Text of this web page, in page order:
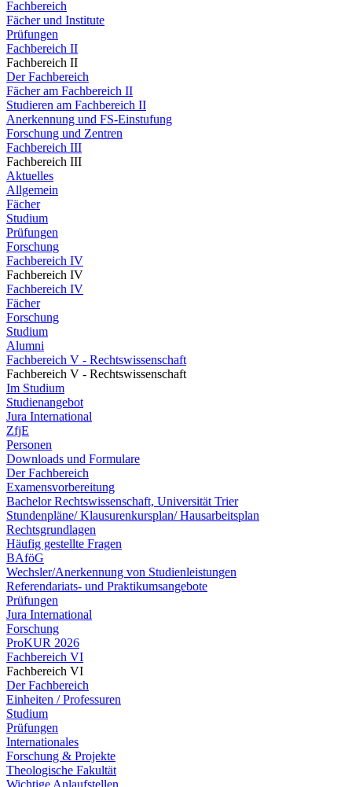
Fachbereich
Fächer und Institute
Prüfungen
Fachbereich II
Fachbereich II
Der Fachbereich
Fächer am Fachbereich II
Studieren am Fachbereich II
Anerkennung und FS-Einstufung
Forschung und Zentren
Fachbereich III
Fachbereich III
Aktuelles
Allgemein
Fächer
Studium
Prüfungen
Forschung
Fachbereich IV
Fachbereich IV
Fachbereich IV
Fächer
Forschung
Studium
Alumni
Fachbereich V - Rechtswissenschaft
Fachbereich V - Rechtswissenschaft
Im Studium
Studienangebot
Jura International
ZfjE
Personen
Downloads und Formulare
Der Fachbereich
Examensvorbereitung
Bachelor Rechtswissenschaft, Universität Trier
Stundenpläne/ Klausurenkursplan/ Hausarbeitsplan
Rechtsgrundlagen
Häufig gestellte Fragen
BAföG
Wechsler/Anerkennung von Studienleistungen
Referendariats- und Praktikumsangebote
Prüfungen
Jura International
Forschung
ProKUR 2026
Fachbereich VI
Fachbereich VI
Der Fachbereich
Einheiten / Professuren
Studium
Prüfungen
Internationales
Forschung & Projekte
Theologische Fakultät
Wichtige Anlaufstellen